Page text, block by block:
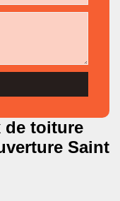
de toiture
Saint